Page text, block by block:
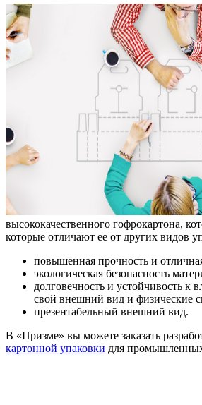
высококачественного гофрокартона,
которые отличают ее от других видов
повышенная прочность и
экологическая безопасность
долговечность и устойчивость
свой внешний вид и физические
презентабельный внешний вид.
В «Призме» вы можете заказать
картонной упаковки для промышленных